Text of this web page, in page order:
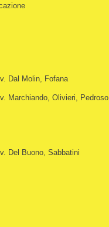
Dal Molin, Fofana
Marchiando, Olivieri, Pedroso
Del Buono, Sabbatini